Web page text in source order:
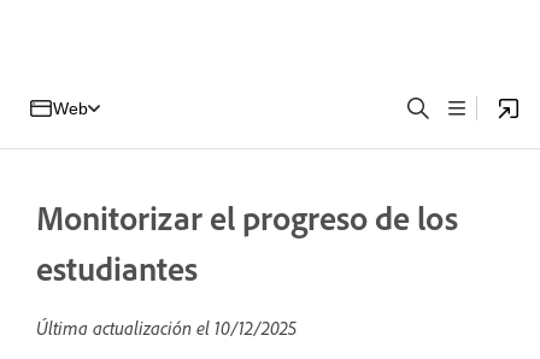
Web
Monitorizar el progreso de los
estudiantes
Última actualización el 10/12/2025